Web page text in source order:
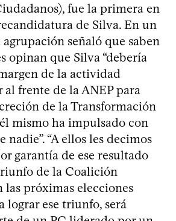
fue la primera en
de Silva. En un
señaló que saben
opinan que Silva “debería
de la actividad
frente de la ANEP para
de la Transformación
mismo ha impulsado con
nadie”. “A ellos les decimos
garantía de ese resultado
de la Coalición
las próximas elecciones
lograr ese triunfo, será